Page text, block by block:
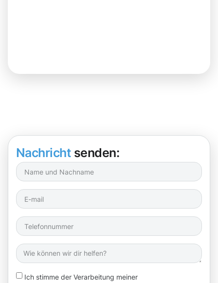
Nachricht senden:
Ich stimme der Verarbeitung meiner